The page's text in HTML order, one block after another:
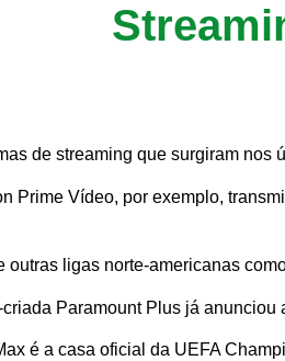
de streaming que surgiram nos
Prime Vídeo, por exemplo,
outras ligas norte-americanas
criada Paramount Plus já
é a casa oficial da UEFA